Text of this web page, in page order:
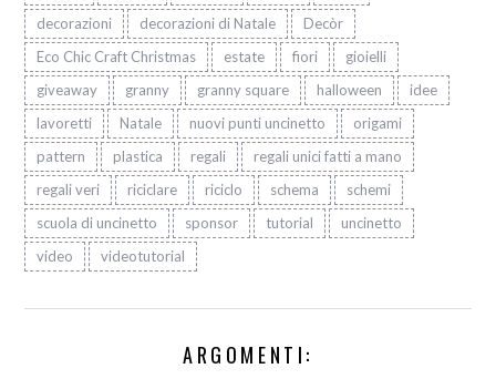
decorazioni
decorazioni di Natale
Decòr
Eco Chic Craft Christmas
estate fiori
gioielli
giveaway
granny granny square halloween
idee
lavoretti
Natale nuovi punti uncinetto
origami
pattern
plastica regali
regali unici fatti a mano
regali veri
riciclare riciclo schema
schemi
scuola di uncinetto
sponsor tutorial
uncinetto
video
videotutorial
ARGOMENTI: